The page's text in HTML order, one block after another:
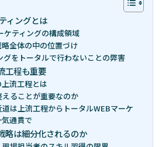
ィングとは
ケティングの構成領域
全体の中の位置づけ
グをトータルで行わないことの弊害
工程も重要
流工程とは
ることが重要なのか
は上流工程からトータルWEBマーケ
通貫で
略は細分化されるのか